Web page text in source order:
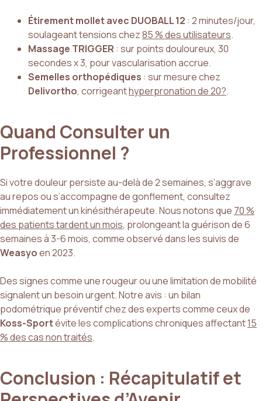
Étirement mollet avec DUOBALL 12 : 2 minutes/jour,
soulageant tensions chez85 % des utilisateurs.
Massage TRIGGER : sur points douloureux, 30
secondes x 3, pour vascularisation accrue.
Semelles orthopédiques : sur mesure chez
Delivortho, corrigeanthyperpronation de 20?.
Quand Consulter un
Professionnel ?
Si votre douleur persiste au-delà de 2 semaines, s’aggrave
au repos ou s’accompagne de gonflement, consultez
immédiatement un kinésithérapeute. Nous notons que 70 %
des patients tardent un mois, prolongeant la guérison de 6
semaines à 3-6 mois, comme observé dans les suivis de
Weasyoen 2023.
Des signes comme une rougeur ou une limitation de mobilité
signalent un besoin urgent. Notre avis : un bilan
podométrique préventif chez des experts comme ceux de
Koss-Sportévite les complications chroniques affectant15
% des cas non traités.
Conclusion : Récapitulatif et